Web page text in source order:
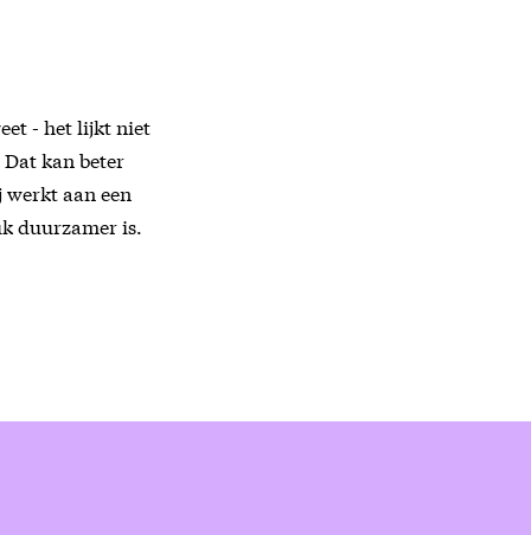
- het lijkt niet
kan beter
aan een
duurzamer is.